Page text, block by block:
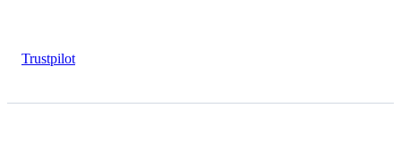
Trustpilot